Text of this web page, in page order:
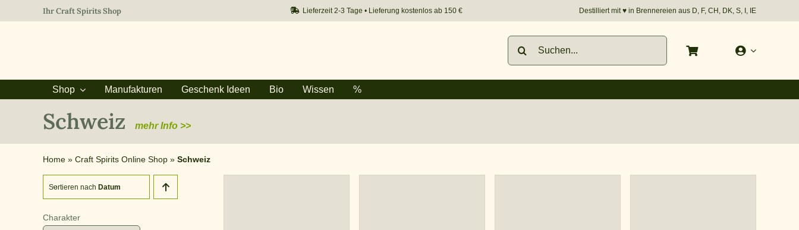
Ihr Craft Spirits Shop Lieferzeit 2-3 Tage • Lieferung kostenlos ab 150 € Destilliert mit♥︎ in Brennereien aus D, F, CH, DK, S, I, IE
Suche
nach:
Shop Manufakturen Geschenk Ideen Bio Wissen %
Schweiz mehr Info >>
Home» Craft Spirits Online Shop» Schweiz
Sortieren nach Datum
Charakter